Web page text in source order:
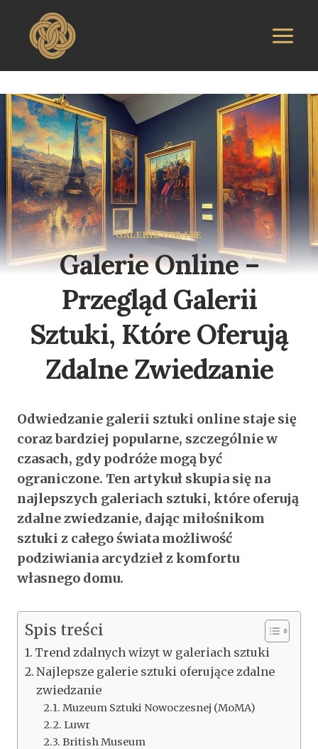
treści
GALERIE ONLINE
Galerie Online –
Przegląd Galerii
Sztuki, Które Oferują
Zdalne Zwiedzanie
Odwiedzanie galerii sztuki online staje się
coraz bardziej popularne, szczególnie w
czasach, gdy podróże mogą być
ograniczone. Ten artykuł skupia się na
najlepszych galeriach sztuki, które oferują
zdalne zwiedzanie, dając miłośnikom
sztuki z całego świata możliwość
podziwiania arcydzieł z komfortu
własnego domu.
Spis treści
Trend zdalnych wizyt w galeriach sztuki
Najlepsze galerie sztuki oferujące zdalne
zwiedzanie
Muzeum Sztuki Nowoczesnej (MoMA)
Luwr
British Museum